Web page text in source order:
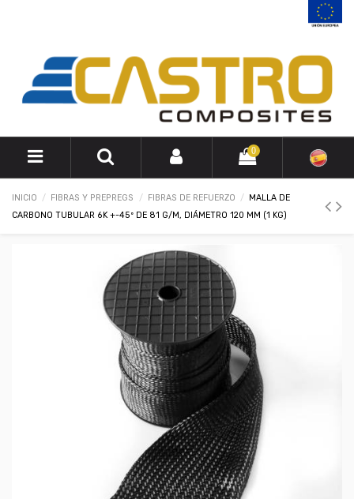
0
INICIO FIBRAS Y PREPREGS FIBRAS DE REFUERZO
MALLA DE
CARBONO TUBULAR 6K +-45º DE 81 G/M, DIÁMETRO 120 MM (1 KG)